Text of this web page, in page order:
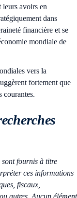
leurs avoirs en
dans
financière et se
mondiale de
vers la
fortement que
courantes.
sont fournis à titre
ces informations
fiscaux,